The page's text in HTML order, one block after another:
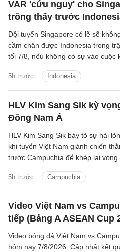
VAR 'cứu nguy' cho
trông thấy trước
5h trước Indonesia
Đội tuyển Singapore có lẽ sẽ
cầm chân được Indonesia trong
tối 7/8, nếu không có sự vào cuộc
HLV Kim Sang Sik kỳ
Đông Nam Á
5h trước Campuchia
HLV Kim Sang Sik bày tỏ sự hài
khi tuyển Việt Nam giành chiến
trước Campuchia để khép lại vòng
đồng thời dành nhiều lời khen cho
Video Việt Nam vs
tiếp (Bảng A ASEAN Cup
Video bóng đá Việt Nam vs
hôm nay 7/8/2026. Cập nhật kết